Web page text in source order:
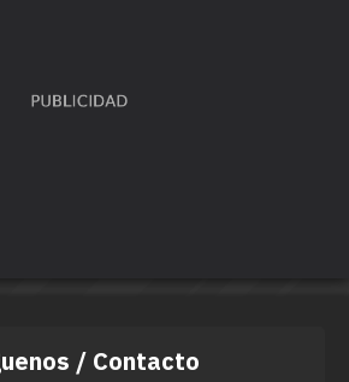
/ Contacto